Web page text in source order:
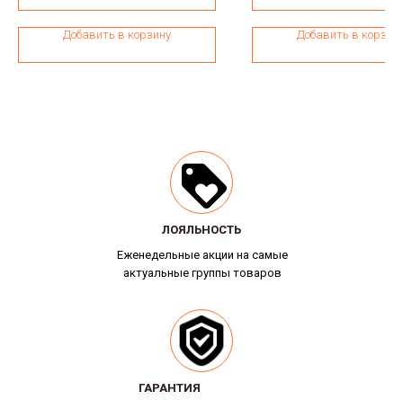
Добавить в корзину Добавить в
Еженедельные акции на самые
актуальные группы товаров
ЛОЯЛЬНОСТЬ
ЛОЯЛЬНОСТЬ
ГАРАНТИЯ
ГАРАНТИЯ